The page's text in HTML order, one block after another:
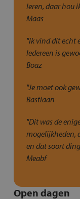
Open dagen
leren, daar hou
Maas
"Ik vind dit echt
Iedereen is
Boaz
"Je moet ook
Bastiaan
"Dit was de
mogelijkheden,
en dat soort
Meabf